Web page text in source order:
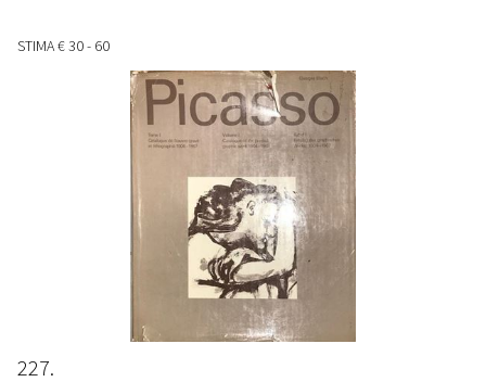
STIMA€ 30 - 60
227